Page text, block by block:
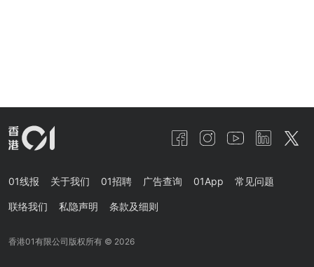
01线报 关于我们 01招聘 广告查询 01App 常见问题
联络我们 私隐声明 条款及细则
香港01有限公司版权所有 © 2026